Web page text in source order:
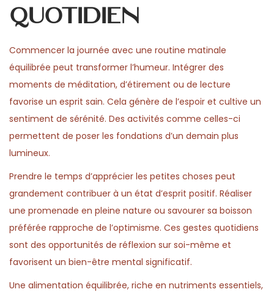
quotidien
Commencer la journée avec une routine matinale
équilibrée peut transformer l’humeur. Intégrer des
moments de méditation, d’étirement ou de lecture
favorise un esprit sain. Cela génère de l’espoir et cultive un
sentiment de sérénité. Des activités comme celles-ci
permettent de poser les fondations d’un demain plus
lumineux.
Prendre le temps d’apprécier les petites choses peut
grandement contribuer à un état d’esprit positif. Réaliser
une promenade en pleine nature ou savourer sa boisson
préférée rapproche de l’optimisme. Ces gestes quotidiens
sont des opportunités de réflexion sur soi-même et
favorisent un bien-être mental significatif.
Une alimentation équilibrée, riche en nutriments essentiels,